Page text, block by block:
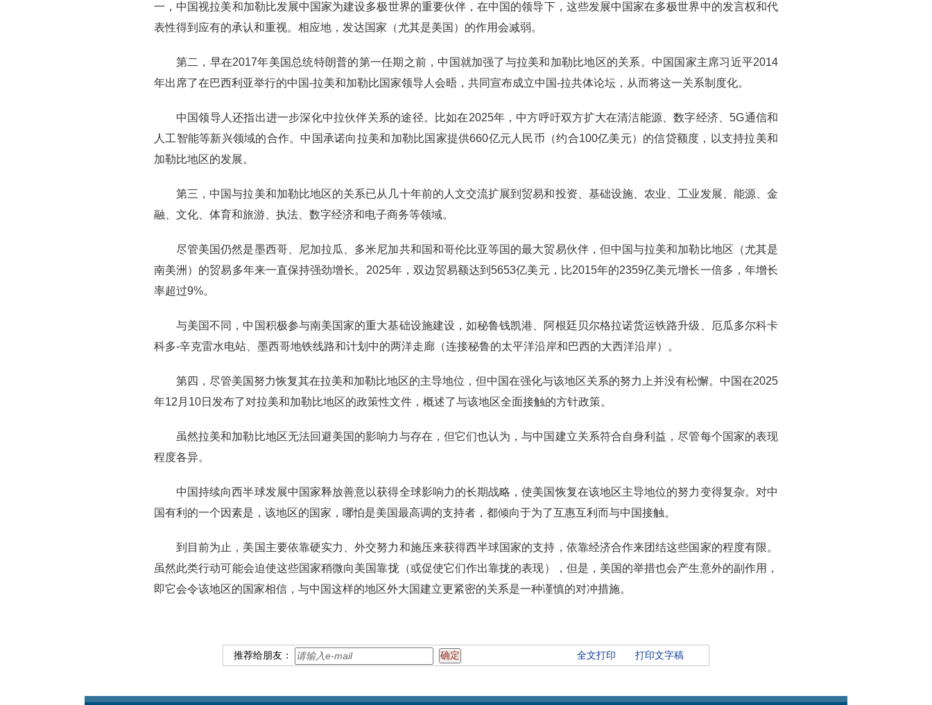
一，中国视拉美和加勒比发展中国家为建设多极世界的重要伙伴，在中国的领导下，这些发展中国家在多极世界中的发言权和代
表性得到应有的承认和重视。相应地，发达国家（尤其是美国）的作用会减弱。
第二，早在2017年美国总统特朗普的第一任期之前，中国就加强了与拉美和加勒比地区的关系。中国国家主席习近平2014
年出席了在巴西利亚举行的中国-拉美和加勒比国家领导人会晤，共同宣布成立中国-拉共体论坛，从而将这一关系制度化。
中国领导人还指出进一步深化中拉伙伴关系的途径。比如在2025年，中方呼吁双方扩大在清洁能源、数字经济、5G通信和
人工智能等新兴领域的合作。中国承诺向拉美和加勒比国家提供660亿元人民币（约合100亿美元）的信贷额度，以支持拉美和
加勒比地区的发展。
第三，中国与拉美和加勒比地区的关系已从几十年前的人文交流扩展到贸易和投资、基础设施、农业、工业发展、能源、金
融、文化、体育和旅游、执法、数字经济和电子商务等领域。
尽管美国仍然是墨西哥、尼加拉瓜、多米尼加共和国和哥伦比亚等国的最大贸易伙伴，但中国与拉美和加勒比地区（尤其是
南美洲）的贸易多年来一直保持强劲增长。2025年，双边贸易额达到5653亿美元，比2015年的2359亿美元增长一倍多，年增长
率超过9%。
与美国不同，中国积极参与南美国家的重大基础设施建设，如秘鲁钱凯港、阿根廷贝尔格拉诺货运铁路升级、厄瓜多尔科卡
科多-辛克雷水电站、墨西哥地铁线路和计划中的两洋走廊（连接秘鲁的太平洋沿岸和巴西的大西洋沿岸）。
第四，尽管美国努力恢复其在拉美和加勒比地区的主导地位，但中国在强化与该地区关系的努力上并没有松懈。中国在2025
年12月10日发布了对拉美和加勒比地区的政策性文件，概述了与该地区全面接触的方针政策。
虽然拉美和加勒比地区无法回避美国的影响力与存在，但它们也认为，与中国建立关系符合自身利益，尽管每个国家的表现
程度各异。
中国持续向西半球发展中国家释放善意以获得全球影响力的长期战略，使美国恢复在该地区主导地位的努力变得复杂。对中
国有利的一个因素是，该地区的国家，哪怕是美国最高调的支持者，都倾向于为了互惠互利而与中国接触。
到目前为止，美国主要依靠硬实力、外交努力和施压来获得西半球国家的支持，依靠经济合作来团结这些国家的程度有限。
虽然此类行动可能会迫使这些国家稍微向美国靠拢（或促使它们作出靠拢的表现），但是，美国的举措也会产生意外的副作用，
即它会令该地区的国家相信，与中国这样的地区外大国建立更紧密的关系是一种谨慎的对冲措施。
推荐给朋友： 全文打印 打印文字稿